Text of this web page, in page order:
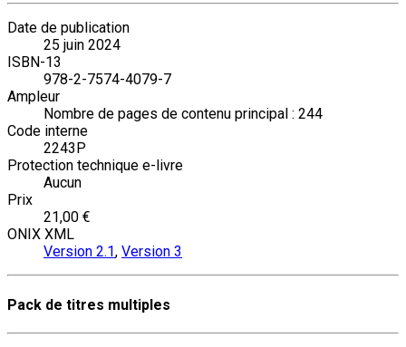
Date de publication
25 juin 2024
ISBN-13
978-2-7574-4079-7
Ampleur
Nombre de pages de contenu principal : 244
Code interne
2243P
Protection technique e-livre
Aucun
Prix
21,00 €
ONIX XML
Version 2.1, Version 3
Pack de titres multiples